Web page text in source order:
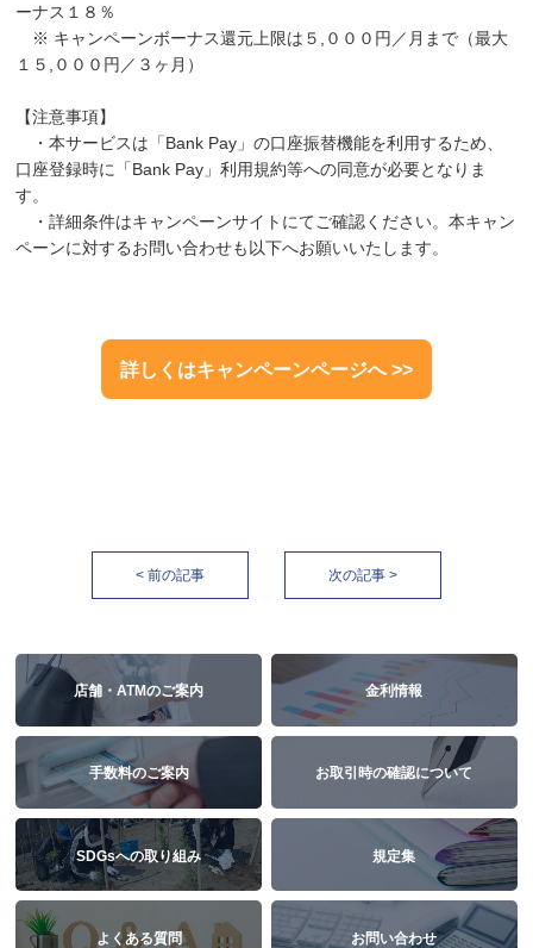
ーナス１８％
※ キャンペーンボーナス還元上限は５,０００円／月まで（最大
１５,０００円／３ヶ月）
【注意事項】
・本サービスは「Bank Pay」の口座振替機能を利用するため、
口座登録時に「Bank Pay」利用規約等への同意が必要となりま
す。
・詳細条件はキャンペーンサイトにてご確認ください。本キャン
ペーンに対するお問い合わせも以下へお願いいたします。
詳しくはキャンペーンページへ >>
< 前の記事 次の記事 >
店舗・ATMのご案内 金利情報
手数料のご案内 お取引時の確認について
SDGsへの取り組み 規定集
よくある質問 お問い合わせ